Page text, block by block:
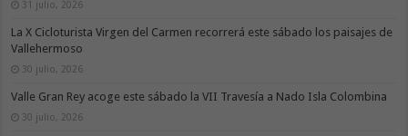
31 julio, 2026
La X Cicloturista Virgen del Carmen recorrerá este sábado los paisajes de
Vallehermoso
30 julio, 2026
Valle Gran Rey acoge este sábado la VII Travesía a Nado Isla Colombina
30 julio, 2026